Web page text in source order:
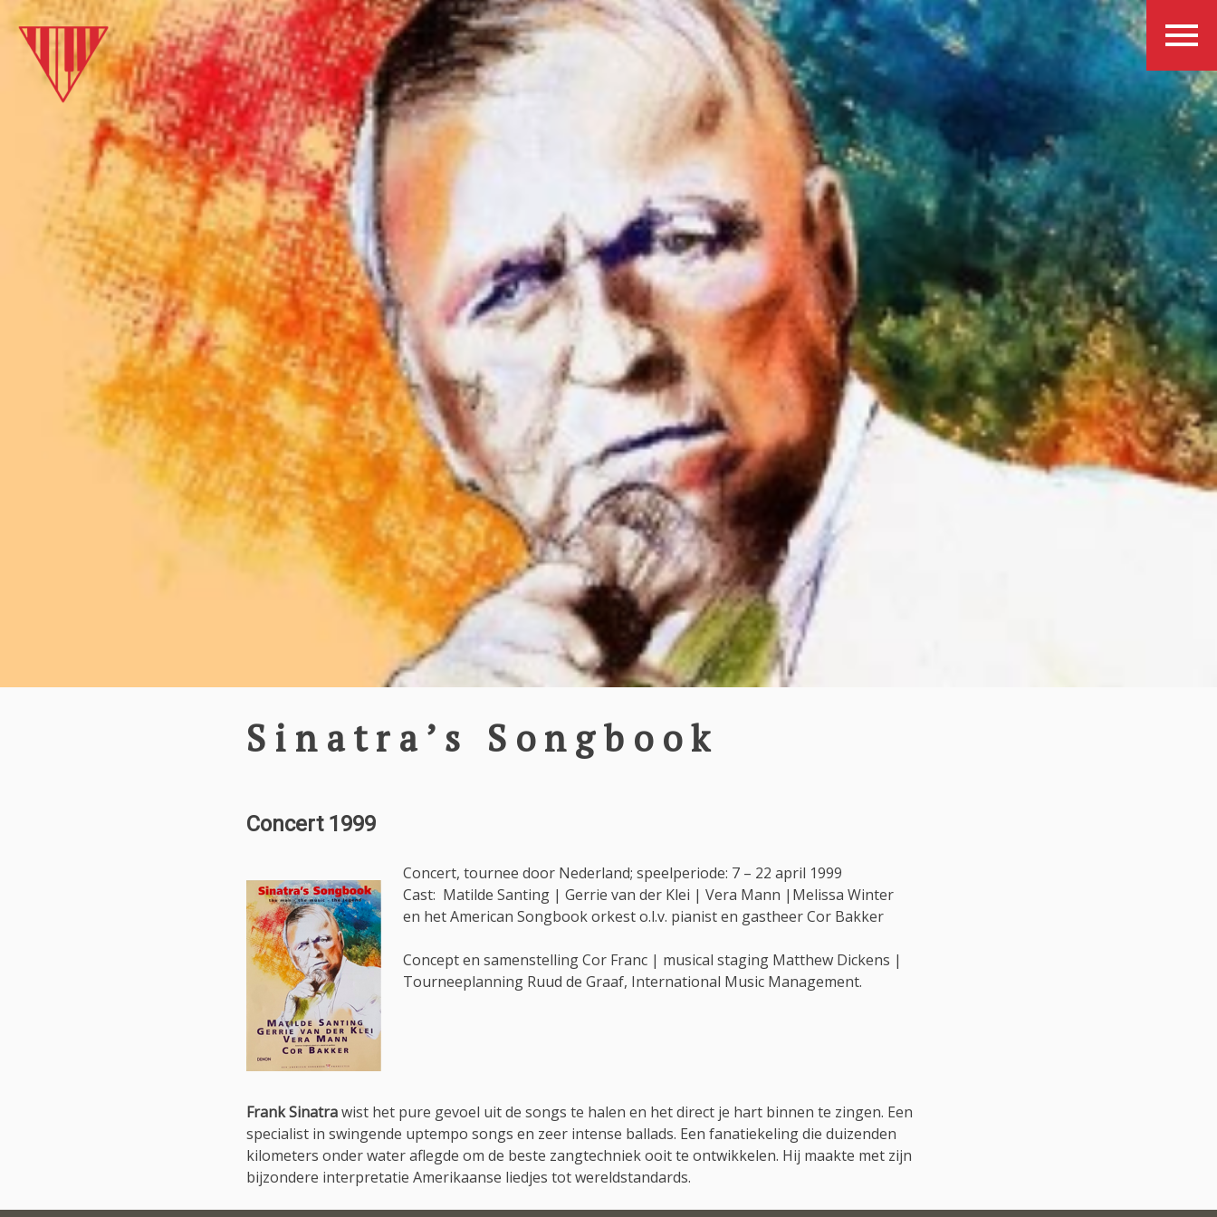
Sinatra’s Songbook
Concert 1999
Concert, tournee door Nederland; speelperiode: 7 – 22 april 1999
Cast: Matilde Santing | Gerrie van der Klei | Vera Mann |Melissa Winter
en het American Songbook orkest o.l.v. pianist en gastheer Cor Bakker
Concept en samenstelling Cor Franc | musical staging Matthew Dickens |
Tourneeplanning Ruud de Graaf, International Music Management.
Frank Sinatrawist het pure gevoel uit de songs te halen en het direct je hart binnen te zingen. Een
specialist in swingende uptempo songs en zeer intense ballads. Een fanatiekeling die duizenden
kilometers onder water aflegde om de beste zangtechniek ooit te ontwikkelen. Hij maakte met zijn
bijzondere interpretatie Amerikaanse liedjes tot wereldstandards.